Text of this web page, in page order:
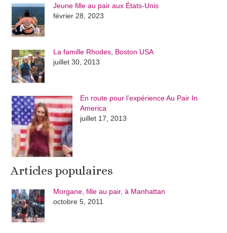
Jeune fille au pair aux États-Unis
février 28, 2023
La famille Rhodes, Boston USA
juillet 30, 2013
En route pour l’expérience Au Pair In
America
juillet 17, 2013
Articles populaires
Morgane, fille au pair, à Manhattan
octobre 5, 2011